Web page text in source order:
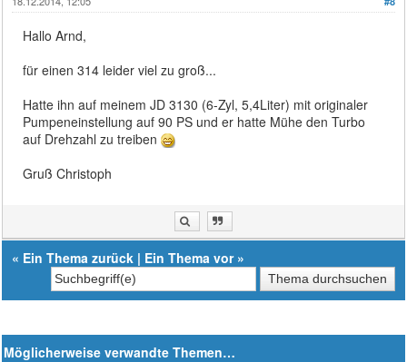
Hallo Arnd,
für einen 314 leider viel zu groß...
Hatte ihn auf meinem JD 3130 (6-Zyl, 5,4Liter) mit originaler
Pumpeneinstellung auf 90 PS und er hatte Mühe den Turbo
auf Drehzahl zu treiben
Gruß Christoph
« Ein Thema zurück | Ein Thema vor»
Möglicherweise verwandte Themen…